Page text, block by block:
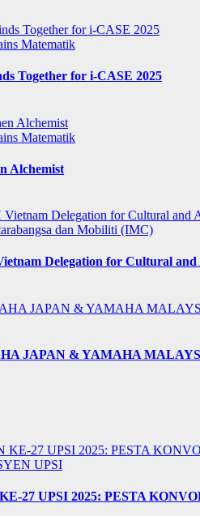
Matematik
Together for i-CASE 2025
Matematik
Alchemist
dan Mobiliti (IMC)
Delegation for Cultural and
JAPAN & YAMAHA
UPSI
27 UPSI 2025: PESTA